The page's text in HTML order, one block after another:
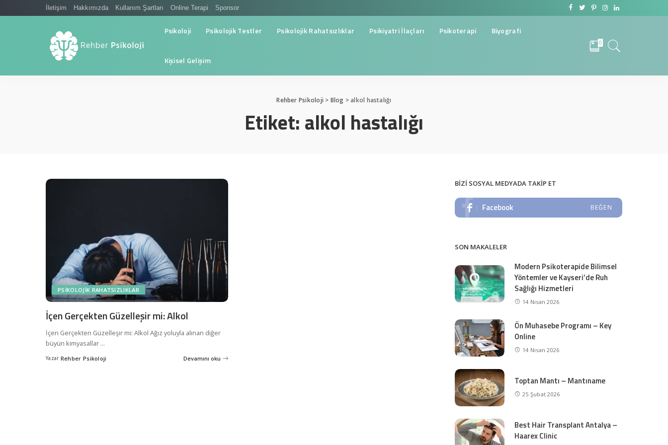
İletişim Hakkımızda Kullanım Şartları Online Terapi Sponsor
Psikoloji Psikolojik Testler Psikolojik Rahatsızlıklar Psikiyatri İlaçları Psikoterapi Biyografi
Kişisel Gelişim
0
Rehber Psikoloji > Blog >alkol hastalığı
Etiket:alkol hastalığı
PSIKOLOJIK RAHATSIZLIKLAR
İçen Gerçekten Güzelleşir mi: Alkol
İçen Gerçekten Güzelleşir mi: Alkol Ağız yoluyla alınan diğer
büyün kimyasallar ...
Posted
Yazar Rehber Psikoloji Devamını oku
BIZI SOSYAL MEDYADA TAKIP ET
Facebook BEĞEN
SON MAKALELER
Modern Psikoterapide Bilimsel
Yöntemler ve Kayseri’de Ruh
Sağlığı Hizmetleri
14 Nisan 2026
Ön Muhasebe Programı – Key
Online
14 Nisan 2026
Toptan Mantı – Mantıname
25 Şubat 2026
Best Hair Transplant Antalya –
Haarex Clinic